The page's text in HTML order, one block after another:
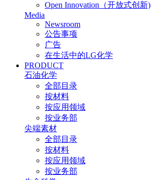
Open Innovation（开放式创新)
Media
Newsroom
公告事项
广告
在生活中的LG化学
PRODUCT
石油化学
全部目录
按材料
按应用领域
按业务部
尖端素材
全部目录
按材料
按应用领域
按业务部